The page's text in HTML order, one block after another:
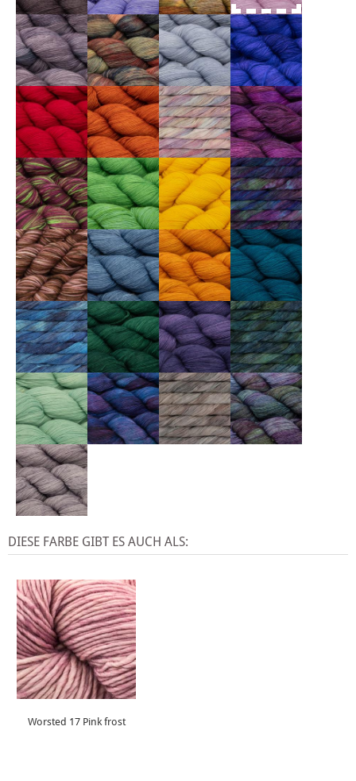
DIESE FARBE GIBT ES AUCH ALS:
Worsted 17 Pink frost